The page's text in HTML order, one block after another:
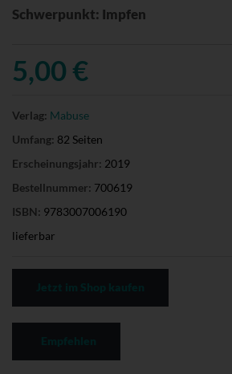
Schwerpunkt: Impfen
5,00 €
Verlag: Mabuse
Umfang: 82 Seiten
Erscheinungsjahr: 2019
Bestellnummer: 700619
ISBN: 9783007006190
lieferbar